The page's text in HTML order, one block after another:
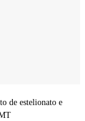
de estelionato e